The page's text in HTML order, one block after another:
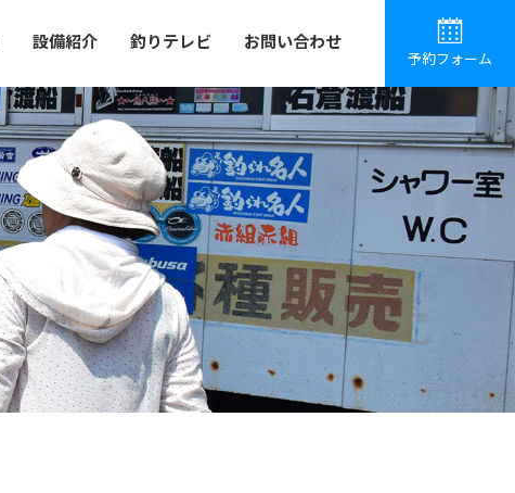
設備紹介 釣りテレビ お問い合わせ
予約フォーム